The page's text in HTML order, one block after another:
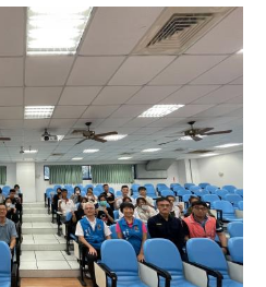
的目標為喚起全球各地的防
際組織、政府、民間社團或私
口販運的發生！ 【人口販運案
費專線】 1. 勞動部：1955
保護專線(提供中、英、越、
：02-2388-3095 (我想爸爸，
舉專線) 3. 警察局：110 【如
宣導團到廠實施宣導？】 申請
外籍移工、其聘僱單位及仲介
。聯絡電話：037-559245。